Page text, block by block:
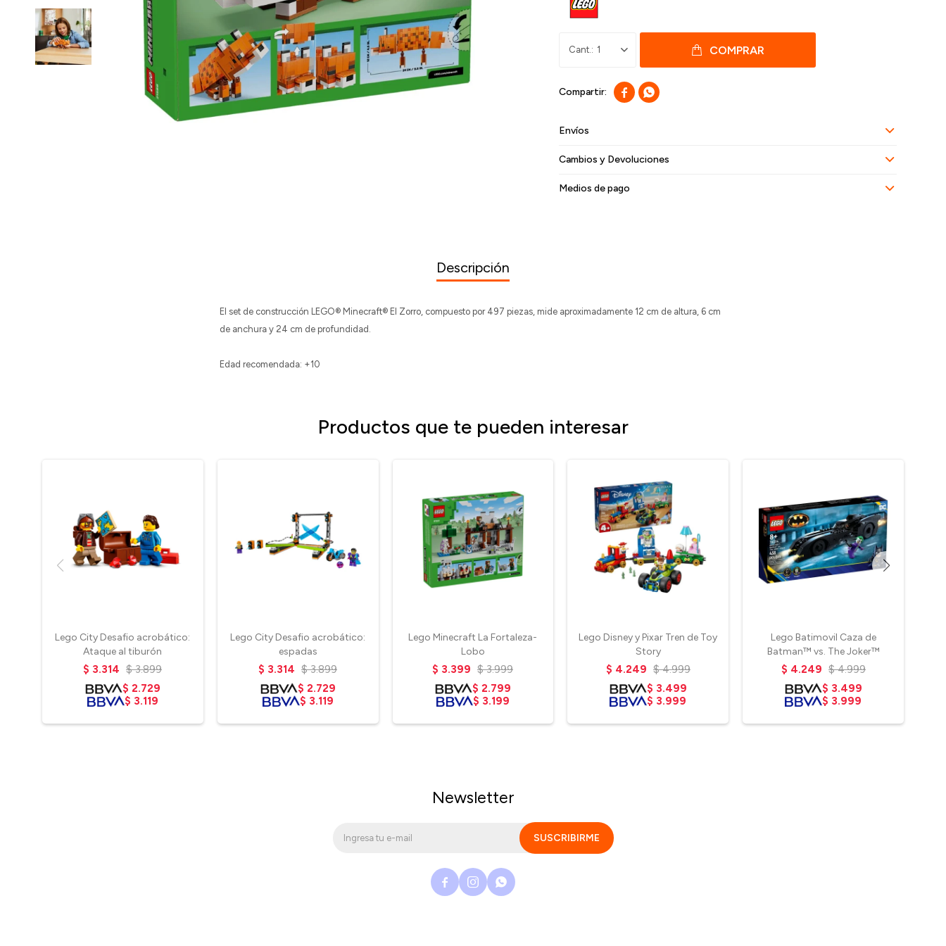
1 COMPRAR
 
Envíos
Cambios y Devoluciones
Medios de pago
Descripción
El set de construcción LEGO® Minecraft® El Zorro, compuesto por 497 piezas, mide aproximadamente 12 cm de altura, 6 cm
de anchura y 24 cm de profundidad.
Edad recomendada: +10
Productos que te pueden interesar
Lego City Desafio acrobático:
Ataque al tiburón
$ 3.314 $ 3.899
$ 2.729
$ 3.119
Lego City Desafio acrobático:
espadas
$ 3.314 $ 3.899
$ 2.729
$ 3.119
Lego Minecraft La Fortaleza-
Lobo
$ 3.399 $ 3.999
$ 2.799
$ 3.199
Lego Disney y Pixar Tren de Toy
Story
$ 4.249 $ 4.999
$ 3.499
$ 3.999
Lego Batimovil Caza de
Batman™ vs. The Joker™
$ 4.249 $ 4.999
$ 3.499
$ 3.999
Newsletter
SUSCRIBIRME
  